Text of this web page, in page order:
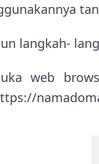
langkah-
web